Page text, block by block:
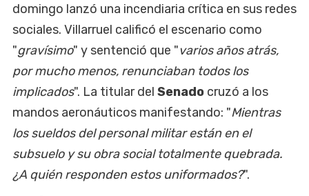
domingo lanzó una incendiaria crítica en sus redes
sociales. Villarruel calificó el escenario como
"gravísimo" y sentenció que "varios años atrás,
por mucho menos, renunciaban todos los
implicados". La titular del Senado cruzó a los
mandos aeronáuticos manifestando: "Mientras
los sueldos del personal militar están en el
subsuelo y su obra social totalmente quebrada.
¿A quién responden estos uniformados?".